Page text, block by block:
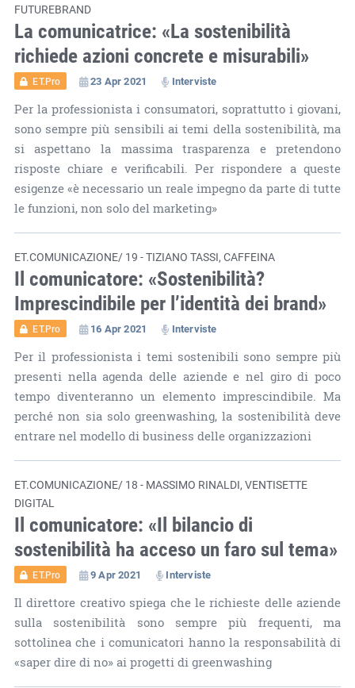
FUTUREBRAND
La comunicatrice: «La sostenibilità
richiede azioni concrete e misurabili»
ET.Pro 23 Apr 2021 Interviste
Per la professionista i consumatori, soprattutto i giovani,
sono sempre più sensibili ai temi della sostenibilità, ma
si aspettano la massima trasparenza e pretendono
risposte chiare e verificabili. Per rispondere a queste
esigenze «è necessario un reale impegno da parte di tutte
le funzioni, non solo del marketing»
ET.COMUNICAZIONE/ 19 - TIZIANO TASSI, CAFFEINA
Il comunicatore: «Sostenibilità?
Imprescindibile per l’identità dei brand»
ET.Pro 16 Apr 2021 Interviste
Per il professionista i temi sostenibili sono sempre più
presenti nella agenda delle aziende e nel giro di poco
tempo diventeranno un elemento imprescindibile. Ma
perché non sia solo greenwashing, la sostenibilità deve
entrare nel modello di business delle organizzazioni
ET.COMUNICAZIONE/ 18 - MASSIMO RINALDI, VENTISETTE
DIGITAL
Il comunicatore: «Il bilancio di
sostenibilità ha acceso un faro sul tema»
ET.Pro 9 Apr 2021 Interviste
Il direttore creativo spiega che le richieste delle aziende
sulla sostenibilità sono sempre più frequenti, ma
sottolinea che i comunicatori hanno la responsabilità di
«saper dire di no» ai progetti di greenwashing